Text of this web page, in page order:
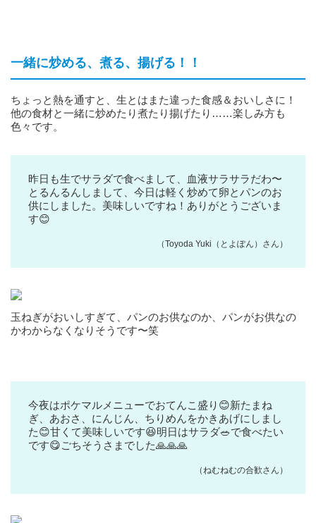
一緒に炒める、煮る、揚げる！！
ちょっと熱を通すと、生とはまた違った食感＆おいしさに！
他の食材と一緒に炒めたり煮たり揚げたり……楽しみ方も
色々です。
昨日も生でサラダで食べまして、血液サラサラだわ〜
とるんるんしまして、今日は軽く炒めて卵とパンのお
供にしました。美味しいですね！ありがとうございま
す😊
（Toyoda Yuki（とよぽん）さん）
玉ねぎがおいしすぎて、パンのお供なのか、パンがお供なの
かわからなくなりそうです〜笑
今夜はポケマルメニューでおてんこ盛り😊新たまね
ぎ、あおさ、にんじん、ちりめんをかきあげにしまし
た😊甘くて美味しいです😆明日はサラダ🥗で食べたい
です😋ごちそうさまでした🙏🙏🙏
（ねむねむの合歓さん）